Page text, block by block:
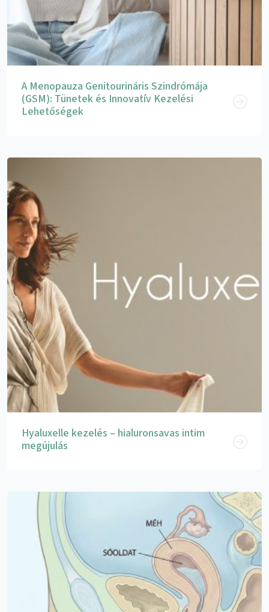
A Menopauza Genitourináris Szindrómája
(GSM): Tünetek és Innovatív Kezelési
Lehetőségek
Hyaluxelle kezelés – hialuronsavas intim
megújulás